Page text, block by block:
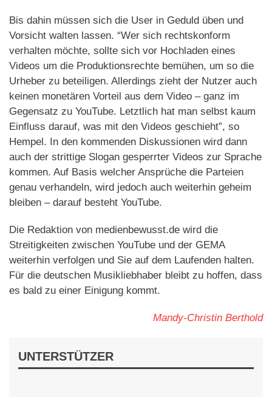
Bis dahin müssen sich die User in Geduld üben und
Vorsicht walten lassen. “Wer sich rechtskonform
verhalten möchte, sollte sich vor Hochladen eines
Videos um die Produktionsrechte bemühen, um so die
Urheber zu beteiligen. Allerdings zieht der Nutzer auch
keinen monetären Vorteil aus dem Video – ganz im
Gegensatz zu YouTube. Letztlich hat man selbst kaum
Einfluss darauf, was mit den Videos geschieht”, so
Hempel. In den kommenden Diskussionen wird dann
auch der strittige Slogan gesperrter Videos zur Sprache
kommen. Auf Basis welcher Ansprüche die Parteien
genau verhandeln, wird jedoch auch weiterhin geheim
bleiben – darauf besteht YouTube.
Die Redaktion von medienbewusst.de wird die
Streitigkeiten zwischen YouTube und der GEMA
weiterhin verfolgen und Sie auf dem Laufenden halten.
Für die deutschen Musikliebhaber bleibt zu hoffen, dass
es bald zu einer Einigung kommt.
Mandy-Christin Berthold
UNTERSTÜTZER